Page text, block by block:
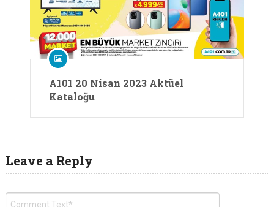
A101 20 Nisan 2023 Aktüel
Kataloğu
Leave a Reply